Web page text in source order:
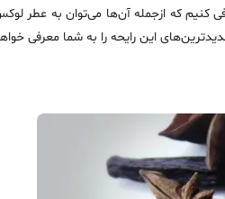
کنیم که ازجمله آن‌ها می‌توان به عطر
این رایحه را به شما معرفی